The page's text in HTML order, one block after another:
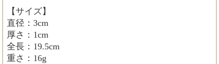
【サイズ】
直径：3cm
厚さ：1cm
全長：19.5cm
重さ：16g